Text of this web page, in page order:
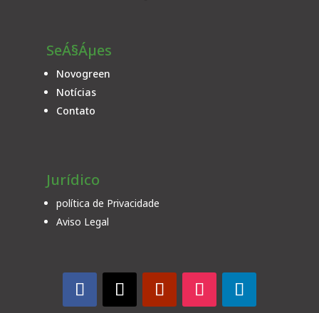
SeÁ§Áµes
Novogreen
Notícias
Contato
Jurídico
política de Privacidade
Aviso Legal